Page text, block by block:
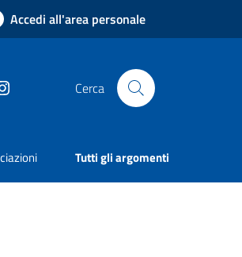
Accedi all'area personale
Cerca
Tutti gli argomenti